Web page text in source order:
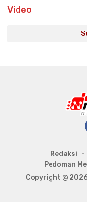
Video
Redaksi
Pedoman
Copyright @